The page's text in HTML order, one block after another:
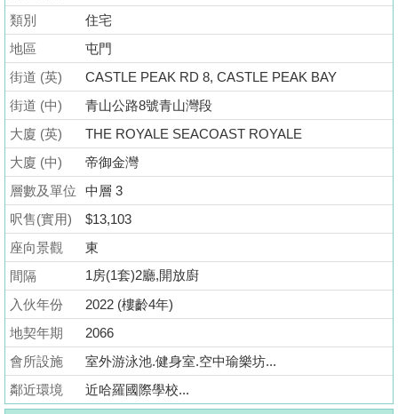
數
據
公
佈
置
業
手
冊
關
於
我
們
類別
住宅
地區
屯門
街道 (英)
CASTLE PEAK RD 8, CASTLE PEAK BAY
街道 (中)
青山公路8號青山灣段
大廈 (英)
THE ROYALE SEACOAST ROYALE
大廈 (中)
帝御金灣
層數及單位
中層 3
呎售(實用)
$13,103
座向景觀
東
間隔
1房(1套)2廳,開放廚
入伙年份
2022 (樓齡4年)
地契年期
2066
會所設施
室外游泳池.健身室.空中瑜樂坊...
鄰近環境
近哈羅國際學校...